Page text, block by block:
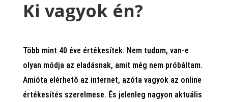
Ki vagyok én?
Több mint 40 éve értékesítek. Nem tudom, van-e
olyan módja az eladásnak, amit még nem próbáltam.
Amióta elérhető az internet, azóta vagyok az online
értékesítés szerelmese. És jelenleg nagyon aktuális